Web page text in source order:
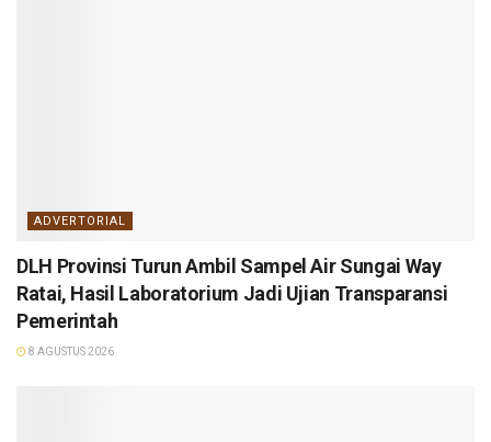
ADVERTORIAL
DLH Provinsi Turun Ambil Sampel Air Sungai Way
Ratai, Hasil Laboratorium Jadi Ujian Transparansi
Pemerintah
8 AGUSTUS 2026